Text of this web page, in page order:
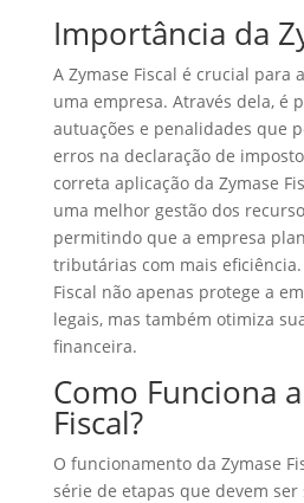
Importância da
A Zymase Fiscal é crucial para
uma empresa. Através dela, é
autuações e penalidades que
erros na declaração de
correta aplicação da Zymase
uma melhor gestão dos
permitindo que a empresa
tributárias com mais eficiência.
Fiscal não apenas protege a
legais, mas também otimiza
financeira.
Como Funciona
Fiscal?
O funcionamento da Zymase
série de etapas que devem ser